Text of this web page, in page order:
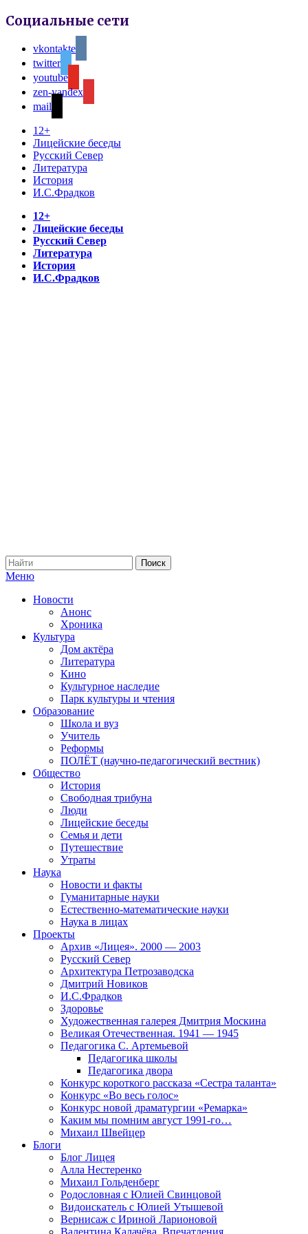
Социальные сети
vkontakte
twitter
youtube
zen-yandex
mail
12+
Лицейские беседы
Русский Север
Литература
История
И.С.Фрадков
12+
Лицейские беседы
Русский Север
Литература
История
И.С.Фрадков
Меню
Новости
Анонс
Хроника
Культура
Дом актёра
Литература
Кино
Культурное наследие
Парк культуры и чтения
Образование
Школа и вуз
Учитель
Реформы
ПОЛЁТ (научно-педагогический вестник)
Общество
История
Свободная трибуна
Люди
Лицейские беседы
Семья и дети
Путешествие
Утраты
Наука
Новости и факты
Гуманитарные науки
Естественно-математические науки
Наука в лицах
Проекты
Архив «Лицея». 2000 — 2003
Русский Север
Архитектура Петрозаводска
Дмитрий Новиков
И.С.Фрадков
Здоровье
Художественная галерея Дмитрия Москина
Великая Отечественная. 1941 — 1945
Педагогика С. Артемьевой
Педагогика школы
Педагогика двора
Конкурс короткого рассказа «Сестра таланта»
Конкурс «Во весь голос»
Конкурс новой драматургии «Ремарка»
Каким мы помним август 1991-го…
Михаил Швейцер
Блоги
Блог Лицея
Алла Нестеренко
Михаил Гольденберг
Родословная с Юлией Свинцовой
Видоискатель с Юлией Утышевой
Вернисаж с Ириной Ларионовой